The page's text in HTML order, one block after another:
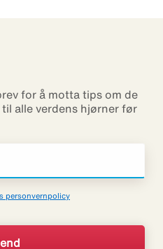
for å motta tips om de
alle verdens hjørner før
personvernpolicy